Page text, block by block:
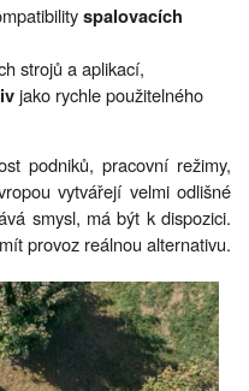
spalovacích
strojů a aplikací,
jako rychle použitelného
podniků, pracovní režimy,
vytvářejí velmi odlišné
smysl, má být k dispozici.
provoz reálnou alternativu.